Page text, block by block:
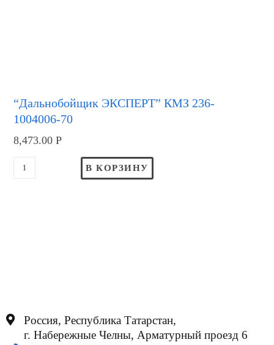
“Дальнобойщик ЭКСПЕРТ” КМЗ 236-
1004006-70
8,473.00Р
В КОРЗИНУ
Россия, Республика Татарстан,
г. Набережные Челны, Арматурный проезд 6